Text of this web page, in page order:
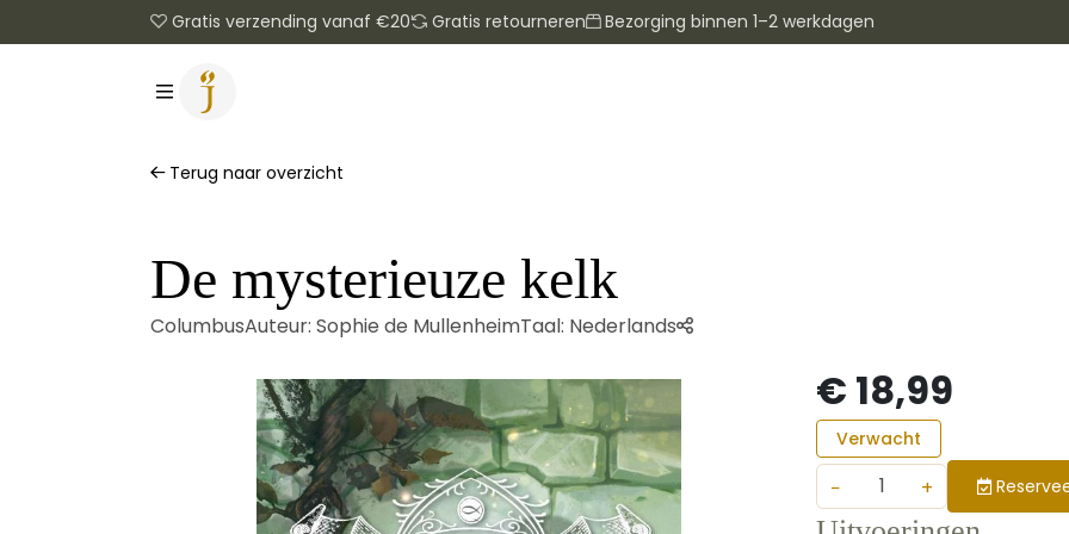
Gratis verzending vanaf €20 Gratis retourneren Bezorging binnen 1–2 werkdagen
Terug naar overzicht
De mysterieuze kelk
ColumbusAuteur: Sophie de MullenheimTaal: Nederlands
€ 18,99
Verwacht
− +